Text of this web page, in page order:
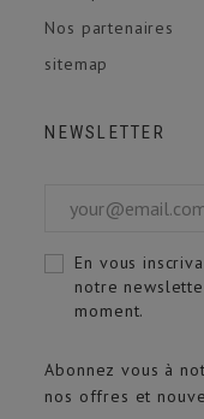
Nos partenaires
sitemap
NEWSLETTER
Abonnez vous à
nos offres et
En vous
notre
moment.